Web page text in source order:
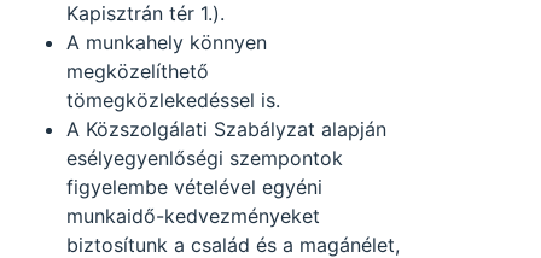
Kapisztrán tér 1.).
A munkahely könnyen
megközelíthető
tömegközlekedéssel is.
A Közszolgálati Szabályzat alapján
esélyegyenlőségi szempontok
figyelembe vételével egyéni
munkaidő-kedvezményeket
biztosítunk a család és a magánélet,